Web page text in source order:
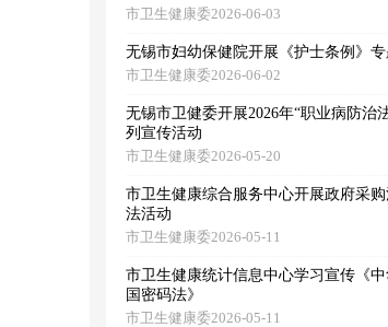
市卫生健康委2026-06-03
无锡市妇幼保健院开展《护士条例》专
市卫生健康委2026-06-02
无锡市卫健委开展2026年“职业病防治
列宣传活动
市卫生健康委2026-05-20
市卫生健康综合服务中心开展政府采
法活动
市卫生健康委2026-05-11
市卫生健康统计信息中心学习宣传《
国密码法》
市卫生健康委2026-05-11